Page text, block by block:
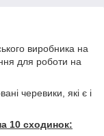
виробника на
для роботи на
черевики, які є і
10 сходинок: